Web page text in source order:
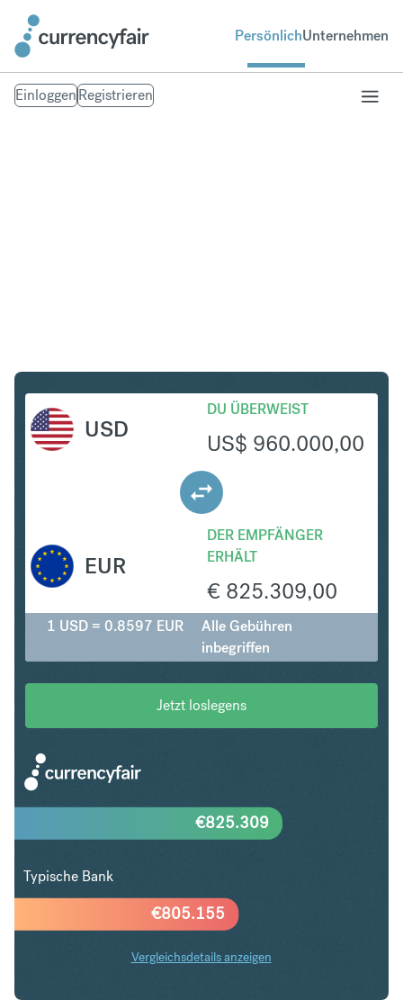
PersönlichUnternehmen
EinloggenRegistrieren
USD
DU ÜBERWEIST
US$ 960.000,00
DER EMPFÄNGER
ERHÄLT
€ 825.309,00
EUR
1 USD = 0.8597 EUR
Alle Gebühren
inbegriffen
Jetzt loslegens
€805.155
€825.309
Typische Bank
Vergleichsdetails anzeigen
USD in EUR Trends